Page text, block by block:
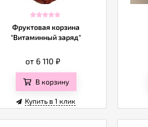
Фруктовая корзина
"Витаминный заряд"
от 6 110 ₽
В корзину
Купить в 1 клик